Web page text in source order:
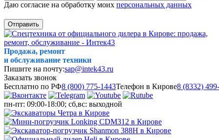
Даю согласие на обработку моих персональных данных
Отправить
Продажа, ремонт
и обслуживание техники
Пишите на почту:sap@intek43.ru
Заказать звонок
Бесплатно по РФ8 (800) 775-1443Телефон в Кирове8 (8332)
пн-пт: 09:00-18:00; сб,вс: выходной